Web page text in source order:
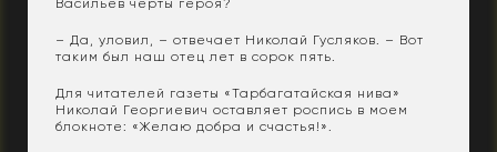
– Да, уловил, – отвечает Николай Гусляков. – Вот
таким был наш отец лет в сорок пять.
Для читателей газеты «Тарбагатайская нива»
Николай Георгиевич оставляет роспись в моем
блокноте: «Желаю добра и счастья!».